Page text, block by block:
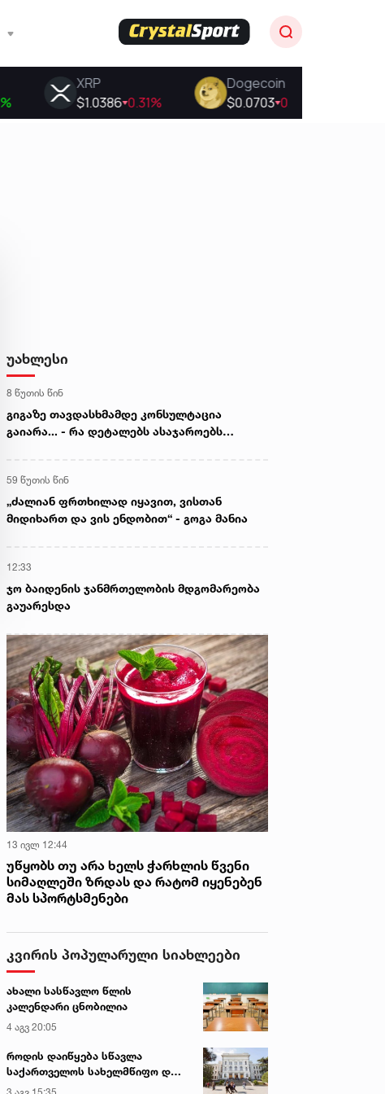
უახლესი
8 წუთის წინ
გიგაზე თავდასხმამდე კონსულტაცია
გაიარა... - რა დეტალებს ასაჯაროებს
59 წუთის წინ
„ძალიან ფრთხილად იყავით, ვისთან
მიდიხართ და ვის ენდობით“ - გოგა მანია
12:33
ჯო ბაიდენის ჯანმრთელობის მდგომარეობა
გაუარესდა
13 ივლ 12:44
უწყობს თუ არა ხელს ჭარხლის წვენი
სიმაღლეში ზრდას და რატომ იყენებენ
მას სპორტსმენები
კვირის პოპულარული სიახლეები
ახალი სასწავლო წლის
კალენდარი ცნობილია
4 აგვ 20:05
როდის დაიწყება სწავლა
საქართველოს სახელმწიფო და
კერძო უნივერსიტეტებში